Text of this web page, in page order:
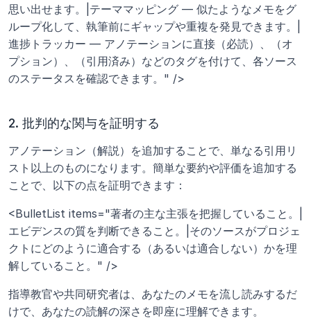
思い出せます。|テーママッピング — 似たようなメモをグ
ループ化して、執筆前にギャップや重複を発見できます。|
進捗トラッカー — アノテーションに直接（必読）、（オ
プション）、（引用済み）などのタグを付けて、各ソース
のステータスを確認できます。" />
2. 批判的な関与を証明する
アノテーション（解説）を追加することで、単なる引用リ
スト以上のものになります。簡単な要約や評価を追加する
ことで、以下の点を証明できます：
<BulletList items="著者の主な主張を把握していること。|
エビデンスの質を判断できること。|そのソースがプロジェ
クトにどのように適合する（あるいは適合しない）かを理
解していること。" />
指導教官や共同研究者は、あなたのメモを流し読みするだ
けで、あなたの読解の深さを即座に理解できます。